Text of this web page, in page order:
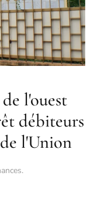
l'ouest
débiteurs
l'Union
.